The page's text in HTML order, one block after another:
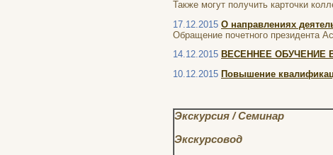
Также могут получить карточки
17.12.2015 О направлениях
Обращение почетного президента
14.12.2015 ВЕСЕННЕЕ ОБУЧЕНИЕ
10.12.2015 Повышение
Экскурсия / Семинар
Экскурсовод